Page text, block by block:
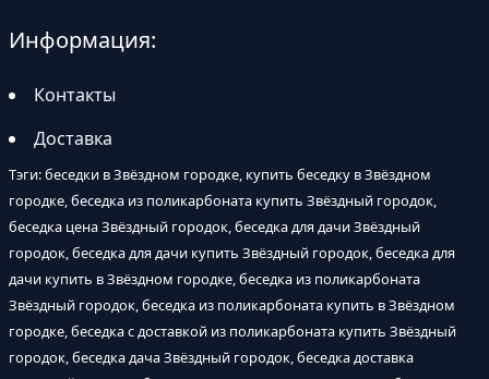
Информация:
Контакты
Доставка
Тэги: беседки в Звёздном городке, купить беседку в Звёздном
городке, беседка из поликарбоната купить Звёздный городок,
беседка цена Звёздный городок, беседка для дачи Звёздный
городок, беседка для дачи купить Звёздный городок, беседка для
дачи купить в Звёздном городке, беседка из поликарбоната
Звёздный городок, беседка из поликарбоната купить в Звёздном
городке, беседка с доставкой из поликарбоната купить Звёздный
городок, беседка дача Звёздный городок, беседка доставка